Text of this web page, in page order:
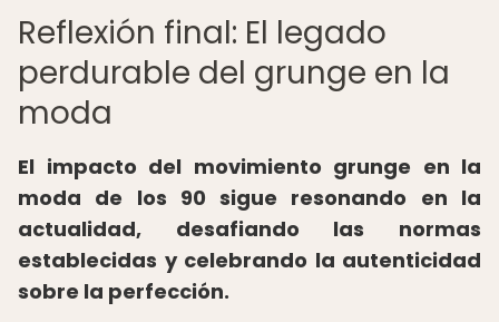
Reflexión final: El legado
perdurable del grunge en la
moda
El impacto del movimiento grunge en la
moda de los 90 sigue resonando en la
actualidad, desafiando las normas
establecidas y celebrando la autenticidad
sobre la perfección.